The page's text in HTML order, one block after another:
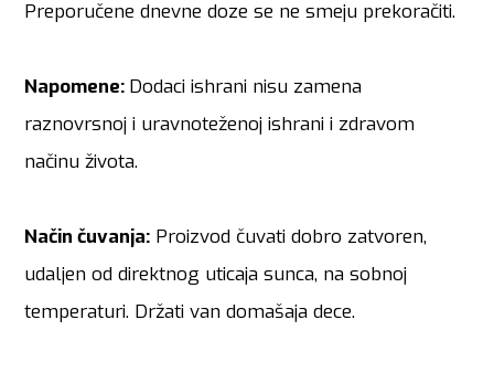
Preporučene dnevne doze se ne smeju prekoračiti.
Napomene: Dodaci ishrani nisu zamena
raznovrsnoj i uravnoteženoj ishrani i zdravom
načinu života.
Način čuvanja: Proizvod čuvati dobro zatvoren,
udaljen od direktnog uticaja sunca, na sobnoj
temperaturi. Držati van domašaja dece.